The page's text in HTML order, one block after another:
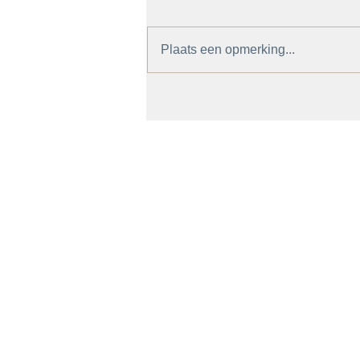
Plaats een opmerking...